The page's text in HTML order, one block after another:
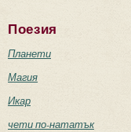
Поезия
Планети
Магия
Икар
чети по-нататък